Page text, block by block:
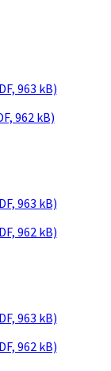
963 kB)
962 kB)
963 kB)
962 kB)
963 kB)
962 kB)